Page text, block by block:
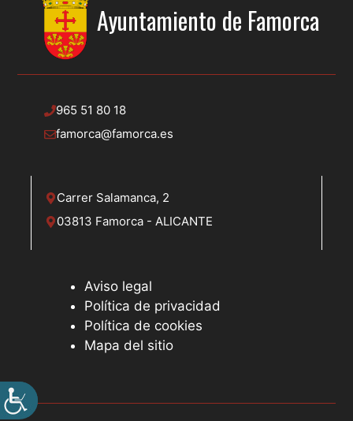
Ayuntamiento de Famorca
965 51 80 18
famorca@famorca.es
Carrer Salamanca, 2
03813 Famorca - ALICANTE
Aviso legal
Política de privacidad
Política de cookies
Mapa del sitio